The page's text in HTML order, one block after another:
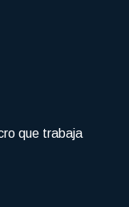
que trabaja